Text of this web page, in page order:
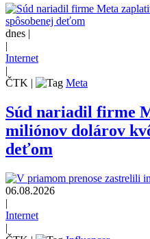
dnes |
|
Internet
|
ČTK | Meta
Súd nariadil firme
miliónov dolárov
deťom
06.08.2026
|
Internet
|